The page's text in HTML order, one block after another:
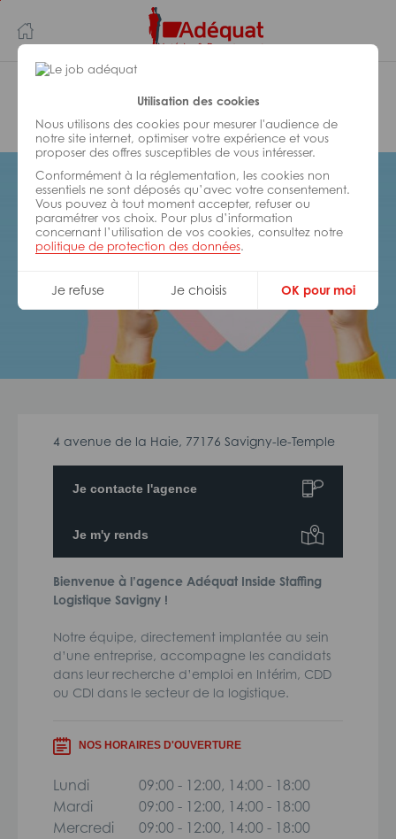
Utilisation des cookies
Nous utilisons des cookies pour mesurer l'audience de
notre site internet, optimiser votre expérience et vous
proposer des offres susceptibles de vous intéresser.
Conformément à la réglementation, les cookies non
essentiels ne sont déposés qu’avec votre consentement.
Vous pouvez à tout moment accepter, refuser ou
paramétrer vos choix. Pour plus d’information
concernant l’utilisation de vos cookies, consultez notre
politique de protection des données.
Je refuse Je choisis OK pour moi
au
contenu
principal
navigation
Adéquat Inside Staffing Logistique
Savigny
4 avenue de la Haie, 77176 Savigny-le-Temple
Je contacte l'agence
Je m'y rends
Bienvenue à l’agence Adéquat Inside Staffing
Logistique Savigny !
Notre équipe, directement implantée au sein
d’une entreprise, accompagne les candidats
dans leur recherche d’emploi en Intérim, CDD
ou CDI dans le secteur de la logistique.
NOS HORAIRES D'OUVERTURE
Lundi
09:00 - 12:00, 14:00 - 18:00
Mardi
09:00 - 12:00, 14:00 - 18:00
Mercredi
09:00 - 12:00, 14:00 - 18:00